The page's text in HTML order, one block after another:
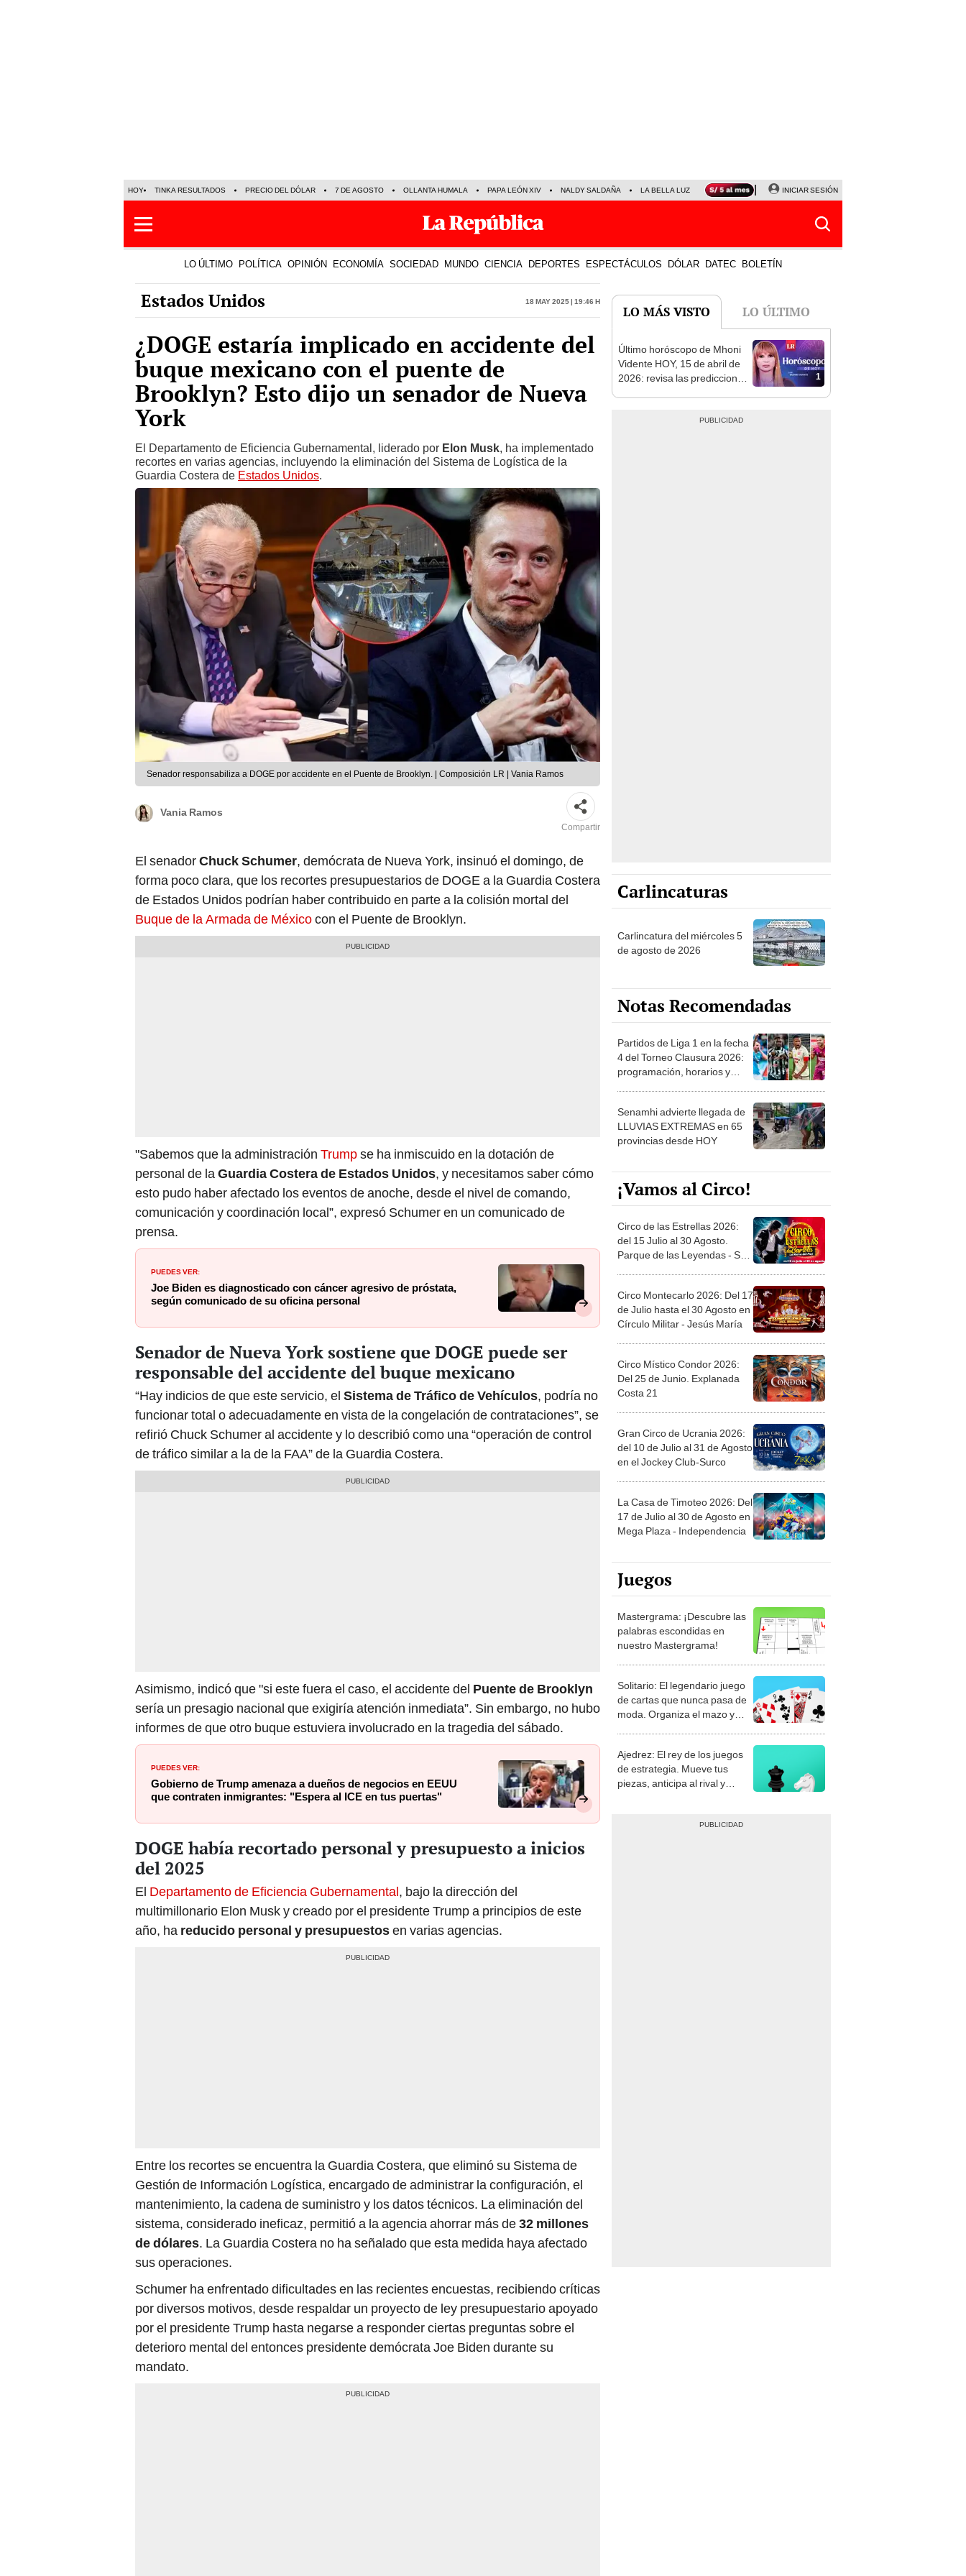
HOY TINKA RESULTADOS PRECIO DEL DÓLAR 7 DE AGOSTO OLLANTA HUMALA PAPA LEÓN XIV NALDY SALDAÑA LA BELLA LUZ MAGALY MEDINA SINUANO RESULTADOS HOY
INICIAR SESIÓN
LO ÚLTIMO POLÍTICA OPINIÓN ECONOMÍA SOCIEDAD MUNDO CIENCIA DEPORTES ESPECTÁCULOS DÓLAR DATEC BOLETÍN
Estados Unidos 18 May 2025 | 19:46 h
¿DOGE estaría implicado en accidente del
buque mexicano con el puente de
Brooklyn? Esto dijo un senador de Nueva
York
El Departamento de Eficiencia Gubernamental, liderado por Elon Musk, ha implementado
recortes en varias agencias, incluyendo la eliminación del Sistema de Logística de la
Guardia Costera de Estados Unidos.
Senador responsabiliza a DOGE por accidente en el Puente de Brooklyn. | Composición LR | Vania Ramos
Vania Ramos
Compartir
El senadorChuck Schumer, demócrata de Nueva York, insinuó el domingo, de
forma poco clara, que los recortes presupuestarios de DOGE a la Guardia Costera
de Estados Unidos podrían haber contribuido en parte a la colisión mortal del
Buque de la Armada de Méxicocon el Puente de Brooklyn.
"Sabemos que la administración Trumpse ha inmiscuido en la dotación de
personal de laGuardia Costera de Estados Unidos, y necesitamos saber cómo
esto pudo haber afectado los eventos de anoche, desde el nivel de comando,
comunicación y coordinación local”, expresó Schumer en un comunicado de
prensa.
PUEDES VER:
Joe Biden es diagnosticado con cáncer agresivo de próstata,
según comunicado de su oficina personal
Senador de Nueva York sostiene que DOGE puede ser
responsable del accidente del buque mexicano
“Hay indicios de que este servicio, el Sistema de Tráfico de Vehículos, podría no
funcionar total o adecuadamente en vista de la congelación de contrataciones”, se
refirió Chuck Schumer al accidente y lo describió como una “operación de control
de tráfico similar a la de la FAA” de la Guardia Costera.
Asimismo, indicó que "si este fuera el caso, el accidente del Puente de Brooklyn
sería un presagio nacional que exigiría atención inmediata”. Sin embargo, no hubo
informes de que otro buque estuviera involucrado en la tragedia del sábado.
PUEDES VER:
Gobierno de Trump amenaza a dueños de negocios en EEUU
que contraten inmigrantes: "Espera al ICE en tus puertas"
DOGE había recortado personal y presupuesto a inicios
del 2025
El Departamento de Eficiencia Gubernamental, bajo la dirección del
multimillonario Elon Musk y creado por el presidente Trump a principios de este
año, ha reducido personal y presupuestosen varias agencias.
Entre los recortes se encuentra la Guardia Costera, que eliminó su Sistema de
Gestión de Información Logística, encargado de administrar la configuración, el
mantenimiento, la cadena de suministro y los datos técnicos. La eliminación del
sistema, considerado ineficaz, permitió a la agencia ahorrar más de32 millones
de dólares. La Guardia Costera no ha señalado que esta medida haya afectado
sus operaciones.
Schumer ha enfrentado dificultades en las recientes encuestas, recibiendo críticas
por diversos motivos, desde respaldar un proyecto de ley presupuestario apoyado
por el presidente Trump hasta negarse a responder ciertas preguntas sobre el
deterioro mental del entonces presidente demócrata Joe Biden durante su
mandato.
LO MÁS VISTO LO ÚLTIMO
1
Último horóscopo de Mhoni
Vidente HOY, 15 de abril de
2026: revisa las predicciones
Carlincaturas
Carlincatura del miércoles 5
de agosto de 2026
Notas Recomendadas
Partidos de Liga 1 en la fecha
4 del Torneo Clausura 2026:
programación, horarios y
Senamhi advierte llegada de
LLUVIAS EXTREMAS en 65
provincias desde HOY
¡Vamos al Circo!
Circo de las Estrellas 2026:
del 15 Julio al 30 Agosto.
Parque de las Leyendas - San
Circo Montecarlo 2026: Del 17
de Julio hasta el 30 Agosto en
Círculo Militar - Jesús María
Circo Místico Condor 2026:
Del 25 de Junio. Explanada
Costa 21
Gran Circo de Ucrania 2026:
del 10 de Julio al 31 de Agosto
en el Jockey Club-Surco
La Casa de Timoteo 2026: Del
17 de Julio al 30 de Agosto en
Mega Plaza - Independencia
Juegos
Mastergrama: ¡Descubre las
palabras escondidas en
nuestro Mastergrama!
Solitario: El legendario juego
de cartas que nunca pasa de
moda. Organiza el mazo y
Ajedrez: El rey de los juegos
de estrategia. Mueve tus
piezas, anticipa al rival y